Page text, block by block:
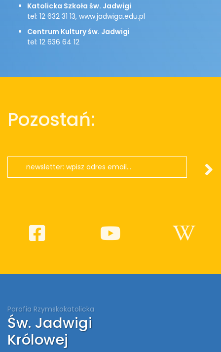
Katolicka Szkoła św. Jadwigi
tel: 12 632 31 13, www.jadwiga.edu.pl
Centrum Kultury św. Jadwigi
tel: 12 636 64 12
Pozostań:
Parafia Rzymskokatolicka
Św. Jadwigi
Królowej